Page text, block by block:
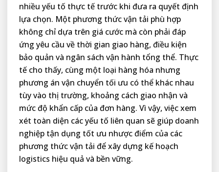
nhiều yếu tố thực tế trước khi đưa ra quyết định
lựa chọn. Một phương thức vận tải phù hợp
không chỉ dựa trên giá cước mà còn phải đáp
ứng yêu cầu về thời gian giao hàng, điều kiện
bảo quản và ngân sách vận hành tổng thể. Thực
tế cho thấy, cùng một loại hàng hóa nhưng
phương án vận chuyển tối ưu có thể khác nhau
tùy vào thị trường, khoảng cách giao nhận và
mức độ khẩn cấp của đơn hàng. Vì vậy, việc xem
xét toàn diện các yếu tố liên quan sẽ giúp doanh
nghiệp tận dụng tốt ưu nhược điểm của các
phương thức vận tải để xây dựng kế hoạch
logistics hiệu quả và bền vững.